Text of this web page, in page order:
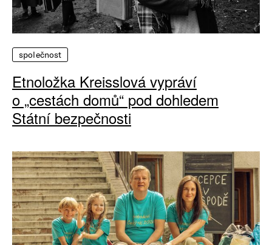
společnost
Etnoložka Kreisslová vypráví
o „cestách domů“ pod dohledem
Státní bezpečnosti